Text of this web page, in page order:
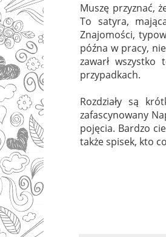
Muszę przyznać,
To satyra,
Znajomości,
późna w pracy,
zawarł
przypadkach.
Rozdziały są
zafascynowany
pojęcia. Bardzo
także spisek, kto